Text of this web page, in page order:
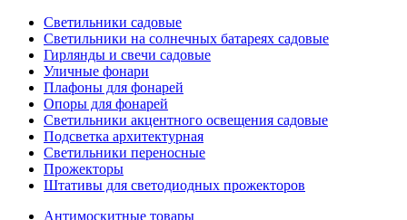
Светильники садовые
Светильники на солнечных батареях садовые
Гирлянды и свечи садовые
Уличные фонари
Плафоны для фонарей
Опоры для фонарей
Светильники акцентного освещения садовые
Подсветка архитектурная
Светильники переносные
Прожекторы
Штативы для светодиодных прожекторов
Антимоскитные товары